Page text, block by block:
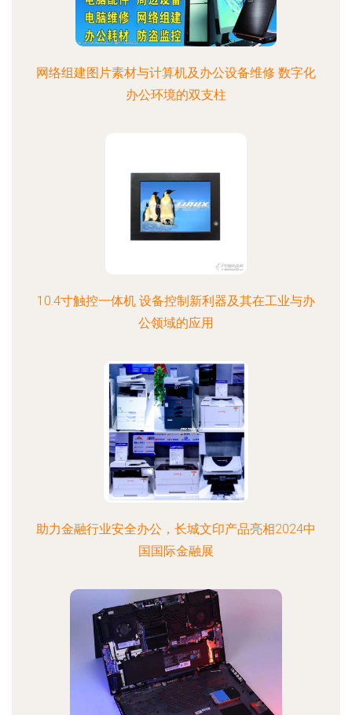
网络组建图片素材与计算机及办公设备维修 数字化
办公环境的双支柱
10.4寸触控一体机 设备控制新利器及其在工业与办
公领域的应用
助力金融行业安全办公，长城文印产品亮相2024中
国国际金融展